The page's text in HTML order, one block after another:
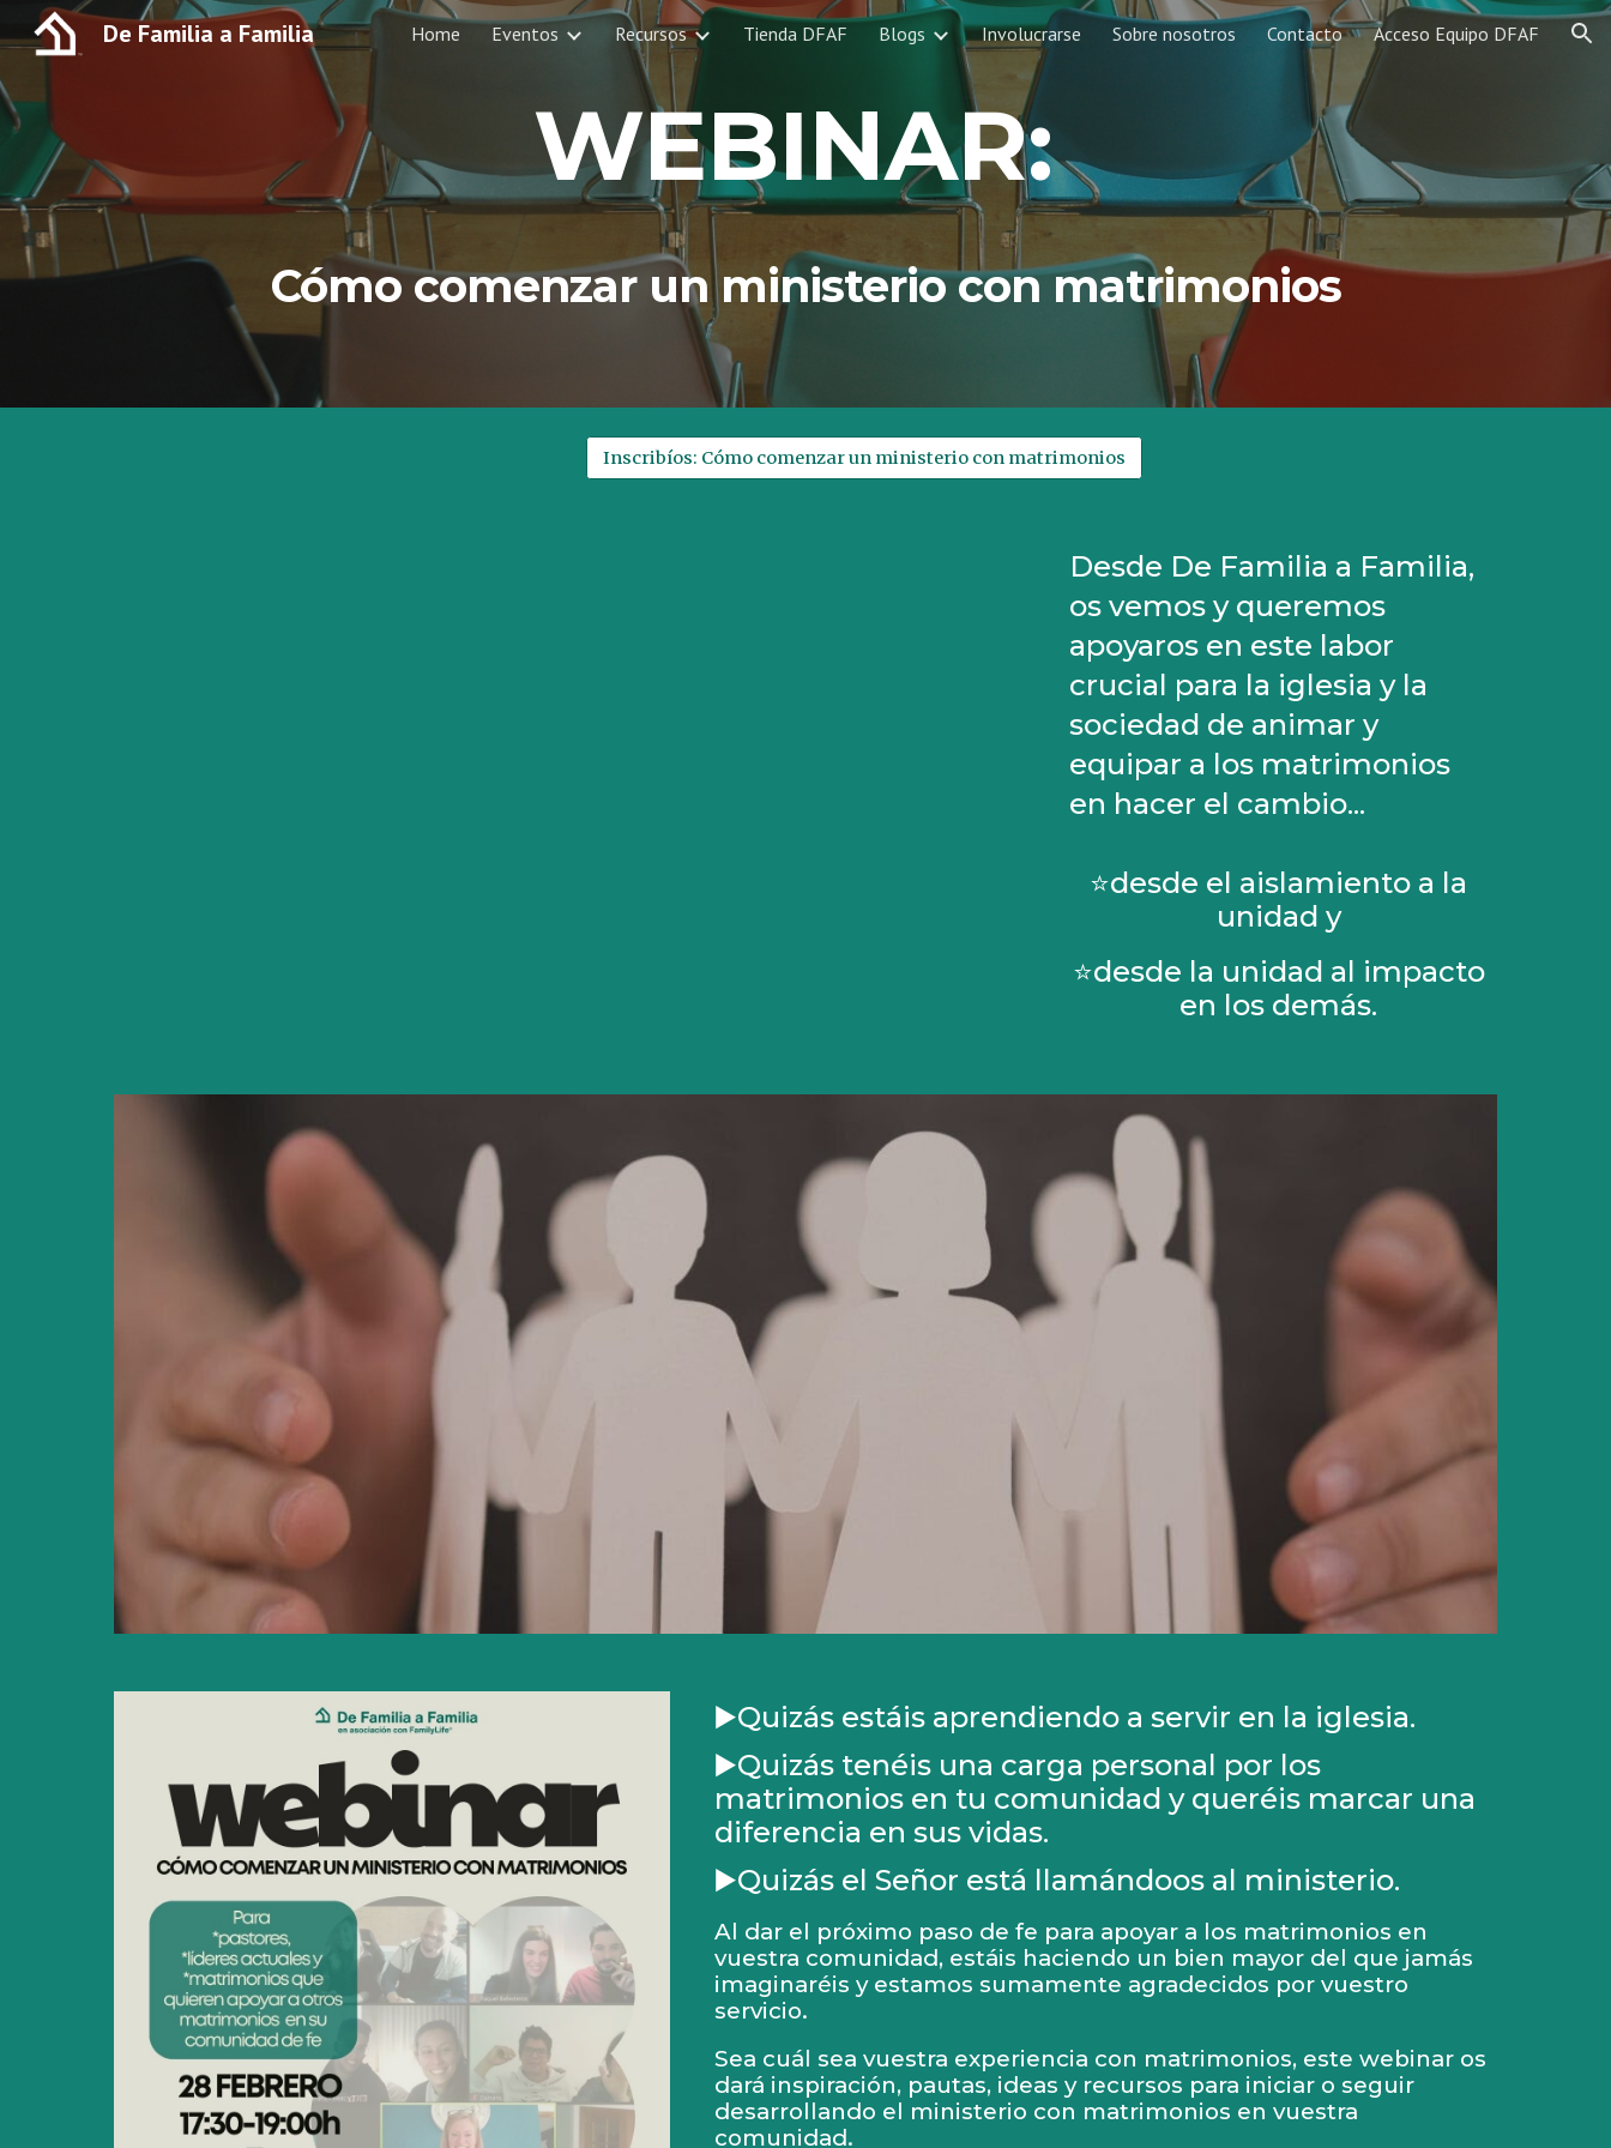
Skip to main content Skip to navigation
De Familia a Familia Home Eventos Recursos Tienda DFAF Blogs Involucrarse Sobre nosotros Contacto Acceso Equipo DFAF
WEBINAR:
Cómo comenzar un ministerio con matrimonios
Inscribíos: Cómo comenzar un ministerio con matrimonios
Desde De Familia a Familia,
os vemos y queremos
apoyaros en este labor
crucial para la iglesia y la
sociedad de animar y
equipar a los matrimonios
en hacer el cambio...
⭐desde el aislamiento a la
unidad y
⭐desde la unidad al impacto
en los demás.
▶️Quizás estáis aprendiendo a servir en la iglesia.
▶️Quizás tenéis una carga personal por los
matrimonios en tu comunidad y queréis marcar una
diferencia en sus vidas.
▶️Quizás el Señor está llamándoos al ministerio.
Al dar el próximo paso de fe para apoyar a los matrimonios en
vuestra comunidad, estáis haciendo un bien mayor del que jamás
imaginaréis y estamos sumamente agradecidos por vuestro
servicio.
Sea cuál sea vuestra experiencia con matrimonios, este webinar os
dará inspiración, pautas, ideas y recursos para iniciar o seguir
desarrollando el ministerio con matrimonios en vuestra
comunidad.